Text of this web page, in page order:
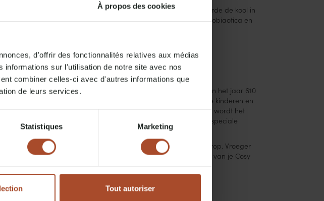
À propos des cookies
d'offrir des fonctionnalités relatives aux médias
sur l'utilisation de notre site avec nos
combiner celles-ci avec d'autres informations que
de leurs services.
Statistiques Marketing
Tout autoriser
zout om het water uit de groente te halen. Daarna fermenteerde de kool in
met zijn vele gezondheidsvoordelen zoals het leveren van probiaotica en
te verbeteren.
smakelijke traktatie uitgevonden door een Italiaanse monnik in het jaar 610
brooddeeg die leken op de gekruiste armen van biddende kinderen en
geweest met de Duitse of Zwitserse traditie en tegenwoordig wordt het
traditionele smaak, maar kunnen ook worden aangevuld met speciale
is een gist- of biscuitgebakje geserveerd met basterdsuiker erop. Vroeger
wandeling in de buitenlucht er van te snacken op het terras van je Cosy